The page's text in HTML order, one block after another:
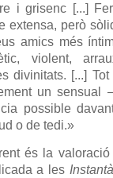
i grisenc [...]
extensa, però
amics més
violent,
divinitats. [...]
un sensual
possible
o de tedi.»
és la
a les